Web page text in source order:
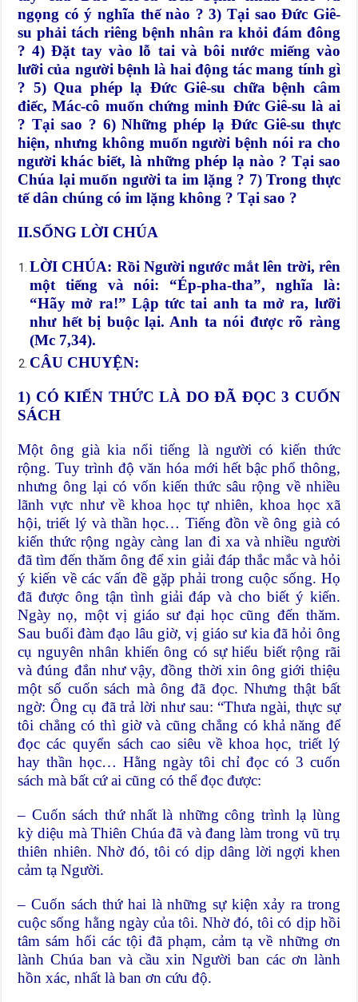
ngọng có ý nghĩa thế nào ? 3) Tại sao Đức Giê-
su phải tách riêng bệnh nhân ra khỏi đám đông
? 4) Đặt tay vào lỗ tai và bôi nước miếng vào
lưỡi của người bệnh là hai động tác mang tính gì
? 5) Qua phép lạ Đức Giê-su chữa bệnh câm
điếc, Mác-cô muốn chứng minh Đức Giê-su là ai
? Tại sao ? 6) Những phép lạ Đức Giê-su thực
hiện, nhưng không muốn người bệnh nói ra cho
người khác biết, là những phép lạ nào ? Tại sao
Chúa lại muốn người ta im lặng ? 7) Trong thực
tế dân chúng có im lặng không ? Tại sao ?
II.SỐNG LỜI CHÚA
LỜI CHÚA: Rồi Người ngước mắt lên trời, rên
một tiếng và nói: “Ép-pha-tha”, nghĩa là:
“Hãy mở ra!” Lập tức tai anh ta mở ra, lưỡi
như hết bị buộc lại. Anh ta nói được rõ ràng
(Mc 7,34).
CÂU CHUYỆN:
1) CÓ KIẾN THỨC LÀ DO ĐÃ ĐỌC 3 CUỐN
SÁCH
Một ông già kia nổi tiếng là người có kiến thức
rộng. Tuy trình độ văn hóa mới hết bậc phổ thông,
nhưng ông lại có vốn kiến thức sâu rộng về nhiều
lãnh vực như về khoa học tự nhiên, khoa học xã
hội, triết lý và thần học… Tiếng đồn về ông già có
kiến thức rộng ngày càng lan đi xa và nhiều người
đã tìm đến thăm ông để xin giải đáp thắc mắc và hỏi
ý kiến về các vấn đề gặp phải trong cuộc sống. Họ
đã được ông tận tình giải đáp và cho biết ý kiến.
Ngày nọ, một vị giáo sư đại học cũng đến thăm.
Sau buổi đàm đạo lâu giờ, vị giáo sư kia đã hỏi ông
cụ nguyên nhân khiến ông có sự hiểu biết rộng rãi
và đúng đắn như vậy, đồng thời xin ông giới thiệu
một số cuốn sách mà ông đã đọc. Nhưng thật bất
ngờ: Ông cụ đã trả lời như sau: “Thưa ngài, thực sự
tôi chẳng có thì giờ và cũng chẳng có khả năng để
đọc các quyển sách cao siêu về khoa học, triết lý
hay thần học… Hằng ngày tôi chỉ đọc có 3 cuốn
sách mà bất cứ ai cũng có thể đọc được:
– Cuốn sách thứ nhất là những công trình lạ lùng
kỳ diệu mà Thiên Chúa đã và đang làm trong vũ trụ
thiên nhiên. Nhờ đó, tôi có dịp dâng lời ngợi khen
cảm tạ Người.
– Cuốn sách thứ hai là những sự kiện xảy ra trong
cuộc sống hằng ngày của tôi. Nhờ đó, tôi có dịp hồi
tâm sám hối các tội đã phạm, cảm tạ về những ơn
lành Chúa ban và cầu xin Người ban các ơn lành
hồn xác, nhất là ban ơn cứu độ.